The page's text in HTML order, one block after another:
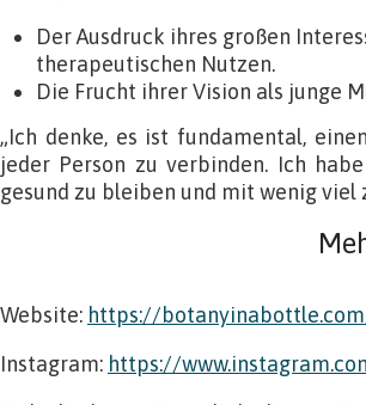
Der Ausdruck ihres großen
therapeutischen Nutzen.
Die Frucht ihrer Vision als junge
„Ich denke, es ist fundamental,
jeder Person zu verbinden. Ich
gesund zu bleiben und mit wenig viel
Website: https://
Instagram: https://